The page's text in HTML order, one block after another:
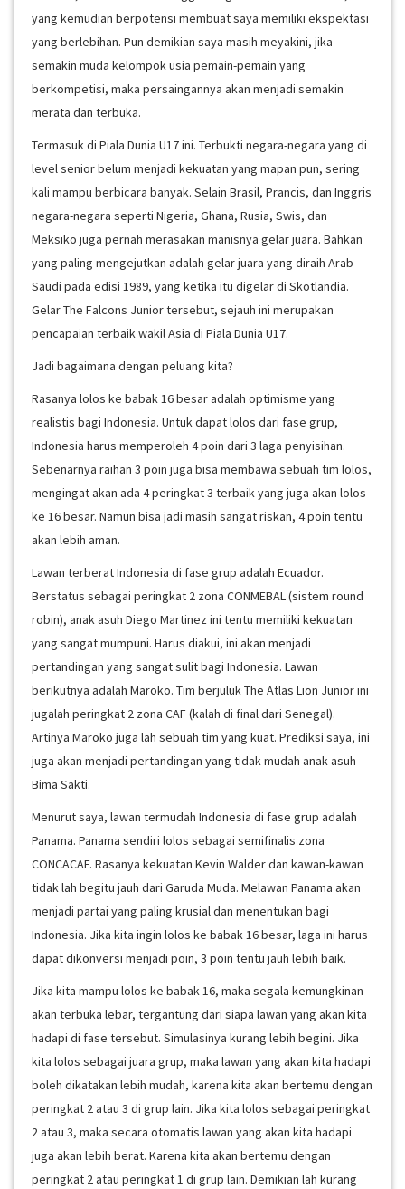
yang kemudian berpotensi membuat saya memiliki ekspektasi
yang berlebihan. Pun demikian saya masih meyakini, jika
semakin muda kelompok usia pemain-pemain yang
berkompetisi, maka persaingannya akan menjadi semakin
merata dan terbuka.
Termasuk di Piala Dunia U17 ini. Terbukti negara-negara yang di
level senior belum menjadi kekuatan yang mapan pun, sering
kali mampu berbicara banyak. Selain Brasil, Prancis, dan Inggris
negara-negara seperti Nigeria, Ghana, Rusia, Swis, dan
Meksiko juga pernah merasakan manisnya gelar juara. Bahkan
yang paling mengejutkan adalah gelar juara yang diraih Arab
Saudi pada edisi 1989, yang ketika itu digelar di Skotlandia.
Gelar The Falcons Junior tersebut, sejauh ini merupakan
pencapaian terbaik wakil Asia di Piala Dunia U17.
Jadi bagaimana dengan peluang kita?
Rasanya lolos ke babak 16 besar adalah optimisme yang
realistis bagi Indonesia. Untuk dapat lolos dari fase grup,
Indonesia harus memperoleh 4 poin dari 3 laga penyisihan.
Sebenarnya raihan 3 poin juga bisa membawa sebuah tim lolos,
mengingat akan ada 4 peringkat 3 terbaik yang juga akan lolos
ke 16 besar. Namun bisa jadi masih sangat riskan, 4 poin tentu
akan lebih aman.
Lawan terberat Indonesia di fase grup adalah Ecuador.
Berstatus sebagai peringkat 2 zona CONMEBAL (sistem round
robin), anak asuh Diego Martinez ini tentu memiliki kekuatan
yang sangat mumpuni. Harus diakui, ini akan menjadi
pertandingan yang sangat sulit bagi Indonesia. Lawan
berikutnya adalah Maroko. Tim berjuluk The Atlas Lion Junior ini
jugalah peringkat 2 zona CAF (kalah di final dari Senegal).
Artinya Maroko juga lah sebuah tim yang kuat. Prediksi saya, ini
juga akan menjadi pertandingan yang tidak mudah anak asuh
Bima Sakti.
Menurut saya, lawan termudah Indonesia di fase grup adalah
Panama. Panama sendiri lolos sebagai semifinalis zona
CONCACAF. Rasanya kekuatan Kevin Walder dan kawan-kawan
tidak lah begitu jauh dari Garuda Muda. Melawan Panama akan
menjadi partai yang paling krusial dan menentukan bagi
Indonesia. Jika kita ingin lolos ke babak 16 besar, laga ini harus
dapat dikonversi menjadi poin, 3 poin tentu jauh lebih baik.
Jika kita mampu lolos ke babak 16, maka segala kemungkinan
akan terbuka lebar, tergantung dari siapa lawan yang akan kita
hadapi di fase tersebut. Simulasinya kurang lebih begini. Jika
kita lolos sebagai juara grup, maka lawan yang akan kita hadapi
boleh dikatakan lebih mudah, karena kita akan bertemu dengan
peringkat 2 atau 3 di grup lain. Jika kita lolos sebagai peringkat
2 atau 3, maka secara otomatis lawan yang akan kita hadapi
juga akan lebih berat. Karena kita akan bertemu dengan
peringkat 2 atau peringkat 1 di grup lain. Demikian lah kurang